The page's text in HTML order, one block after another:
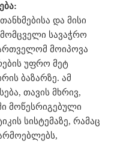
და მისი
სავაჭრო
მოიპოვა
უფრო მეტ
ბაზარზე. ამ
თავის მხრივ,
მოწესრიგებული
სისტემაზე, რამაც